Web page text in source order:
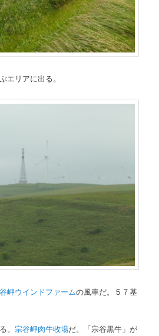
エリアに出る。
岬ウインドファームの風車だ。５７基
。宗谷岬肉牛牧場だ。「宗谷黒牛」が